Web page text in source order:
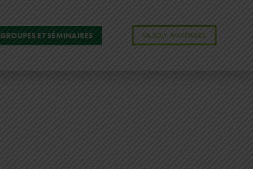
GROUPES ET SÉMINAIRES VALJOLY AVANTAGES